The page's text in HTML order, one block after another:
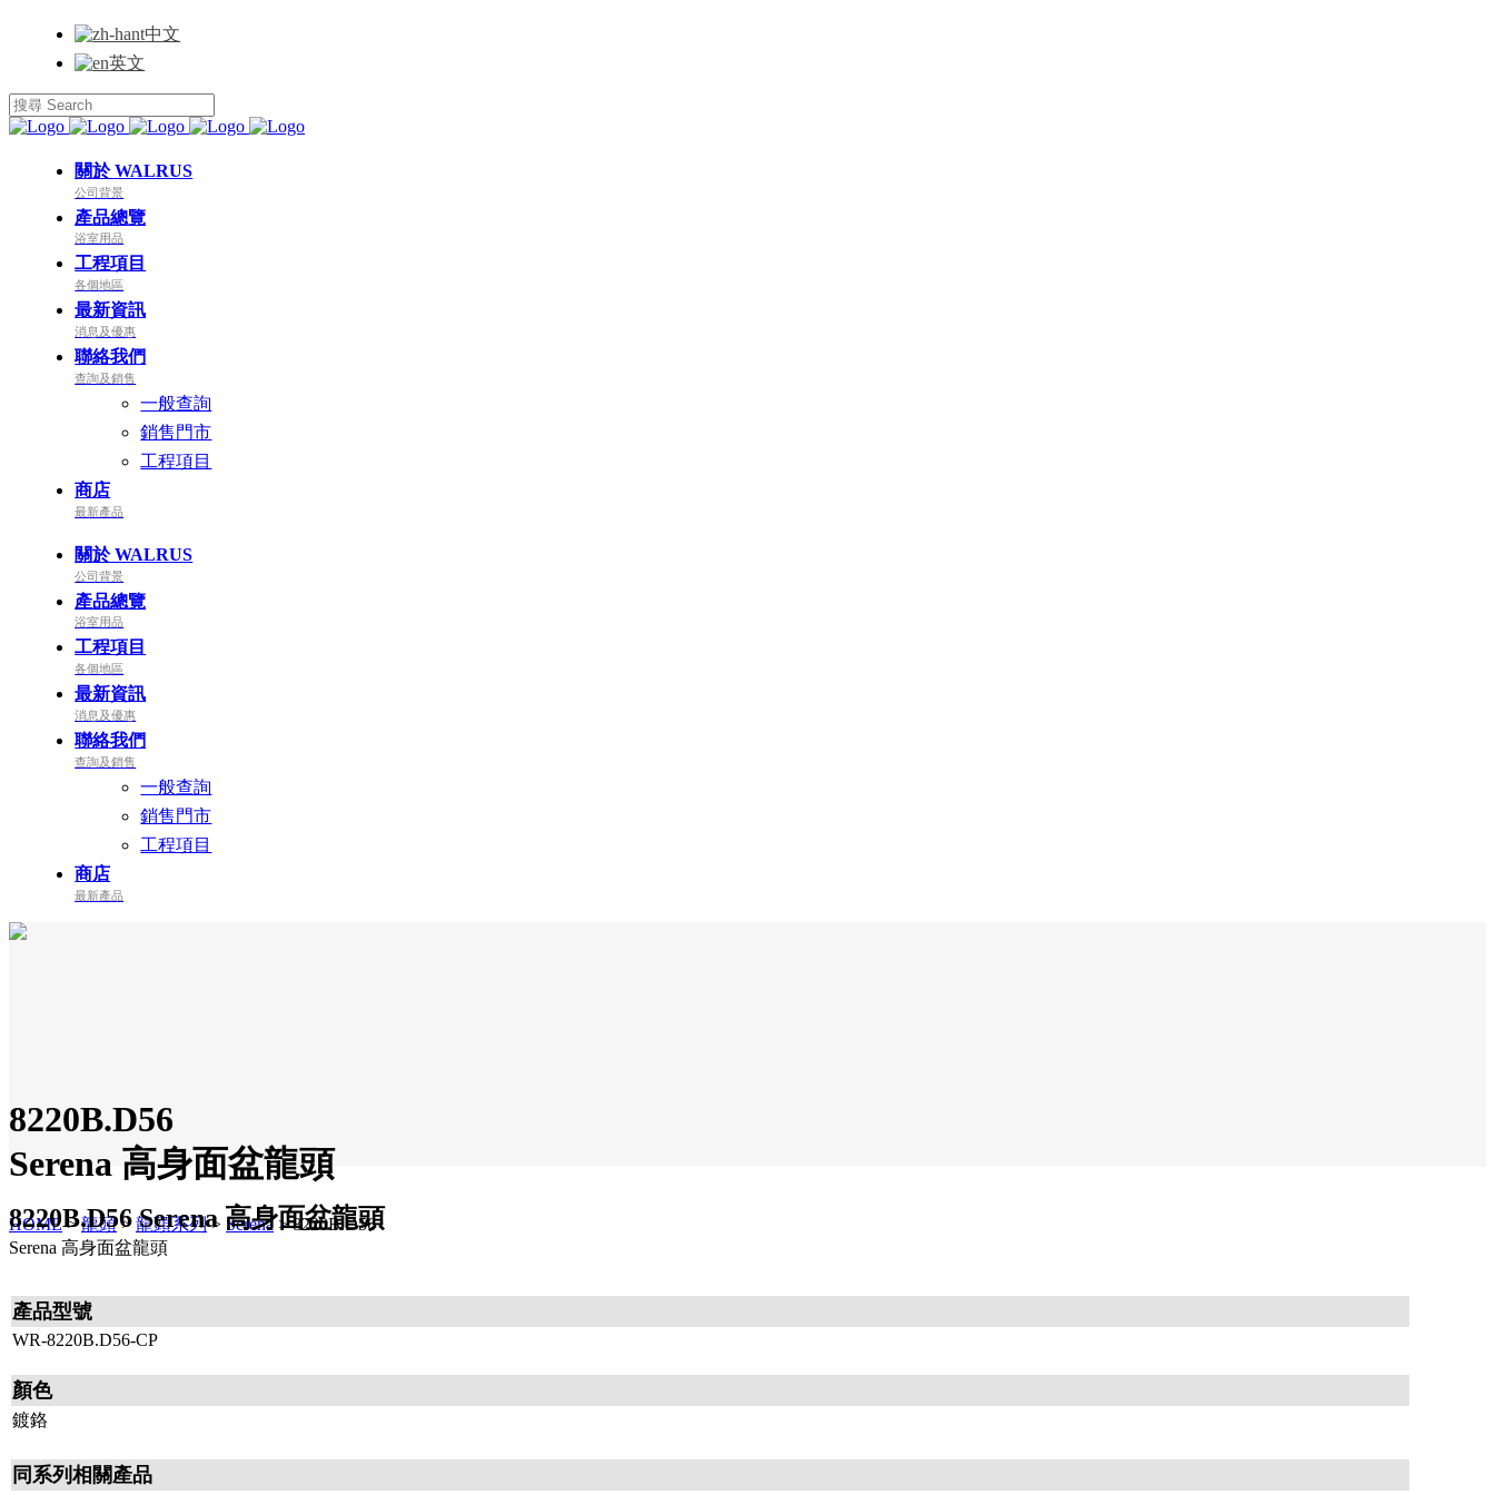
中文
英文
關於 WALRUS
公司背景
產品總覽
浴室用品
工程項目
各個地區
最新資訊
消息及優惠
聯絡我們
查詢及銷售
一般查詢
銷售門市
工程項目
商店
最新產品
關於 WALRUS
公司背景
產品總覽
浴室用品
工程項目
各個地區
最新資訊
消息及優惠
聯絡我們
查詢及銷售
一般查詢
銷售門市
工程項目
商店
最新產品
8220B.D56
Serena 高身面盆龍頭
HOME>龍頭>龍頭系列> Serena>8220B.D56
Serena 高身面盆龍頭
8220B.D56 Serena 高身面盆龍頭
產品型號
WR-8220B.D56-CP
顏色
鍍鉻
同系列相關產品